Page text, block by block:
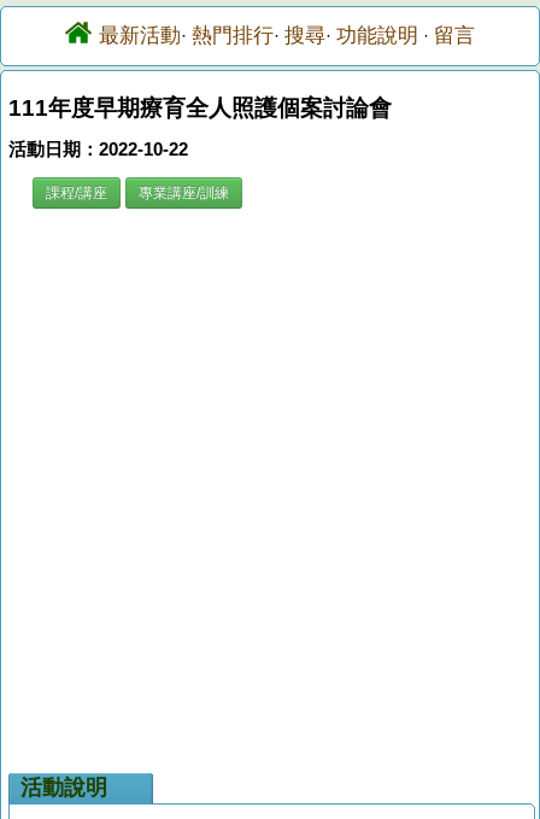
最新活動· 熱門排行· 搜尋· 功能說明 · 留言
111年度早期療育全人照護個案討論會
活動日期：2022-10-22
課程/講座 專業講座/訓練
活動說明